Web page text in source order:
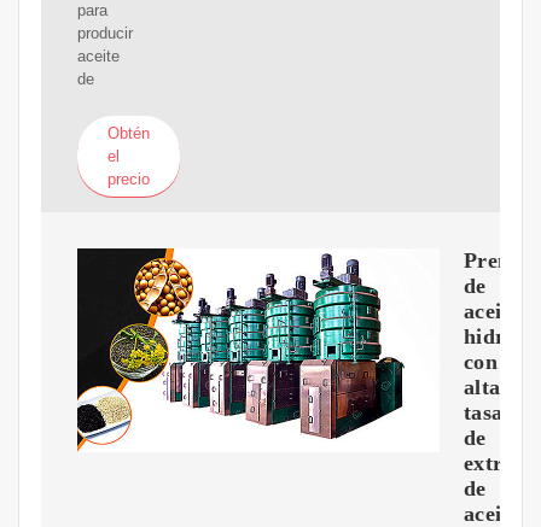
para
producir
aceite
de
Obtén
el
precio
Prensa
de
aceite
con
alta
tasa
de
de
aceite